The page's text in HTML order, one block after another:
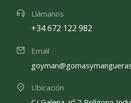
Llámanos
+34 672 122 982
Email
Ubicación